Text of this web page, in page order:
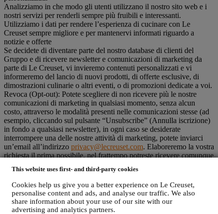
This website uses first- and third-party cookies
Cookies help us give you a better experience on Le Creuset,
personalise content and ads, and analyse our traffic. We also
share information about your use of our site with our
advertising and analytics partners.
Analizziamo in che modo gli utenti utilizzano il nostro sito web e i
nostri servizi per renderli sempre più fruibili e interessanti.
Utilizziamo i dati per rendere l’esperienza di cucinare con Le
Creuset sempre migliore e per mantenervi informati riguardo a
notizie e offerte
Se decidete di diventare parte del nostro database di clienti del
Gruppo e di ricevere newsletter e comunicazioni di marketing da
parte di Le Creuset, vi invieremo contenuti personalizzati e vi
informeremo del lancio di nuovi prodotti, di offerte esclusive, di
dimostrazioni culinarie o altri eventi, o di promozioni dedicate a voi.
Revoca (Opt-out): Potete scegliere di non ricevere più le nostre
comunicazioni di marketing in qualsiasi momento, senza alcun
costo, attraverso le modalità presenti nelle comunicazioni stesse (ad
esempio, cliccando sul pulsante “Unsubscribe” (Annulla iscrizione)
in fondo a qualsiasi newsletter), in ogni caso se desiderate
interrompere una delle nostre attività di marketing, potete inviarci
un’email all’indirizzo privacy@lecreuset.com. Elaboreremo la vostra
richiesta il prima possibile, nel frattempo potreste ricevere comunque
completamente evasa.
I vostri dati sono sotto il vostro controllo
Ricordatevi che voi avete il controllo dei vostri dati e potete gestire
le vostre preferenze in qualsiasi momento. Vi assicuriamo che non
trasmetteremo mai i vostri dati a terze parti esterne per i loro scopi di